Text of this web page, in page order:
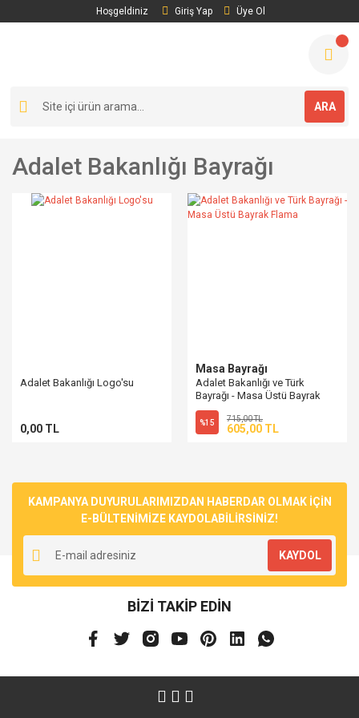
Hoşgeldiniz Giriş Yap Üye Ol
ARA
Adalet Bakanlığı Bayrağı
Adalet Bakanlığı Logo'su
0,00 TL
Masa Bayrağı
Adalet Bakanlığı ve Türk
Bayrağı - Masa Üstü Bayrak
Flama
%15 715,00 TL
605,00 TL
KAMPANYA DUYURULARIMIZDAN HABERDAR OLMAK İÇİN
E-BÜLTENİMİZE KAYDOLABİLİRSİNİZ!
KAYDOL
BİZİ TAKİP EDİN